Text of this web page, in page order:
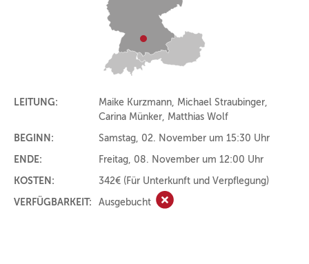
LEITUNG:
Maike Kurzmann, Michael Straubinger,
Carina Münker, Matthias Wolf
BEGINN:
Samstag, 02. November um 15:30 Uhr
ENDE:
Freitag, 08. November um 12:00 Uhr
KOSTEN:
342€ (Für Unterkunft und Verpflegung)
VERFÜGBARKEIT:
Ausgebucht Ausgebucht